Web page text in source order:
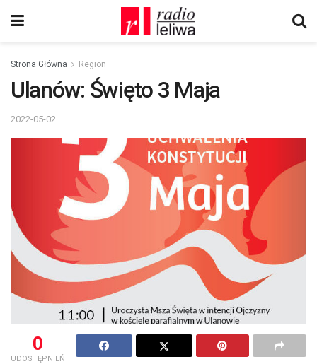
Strona Główna Region
Ulanów: Święto 3 Maja
2022-05-02
0
UDOSTĘPNIEŃ